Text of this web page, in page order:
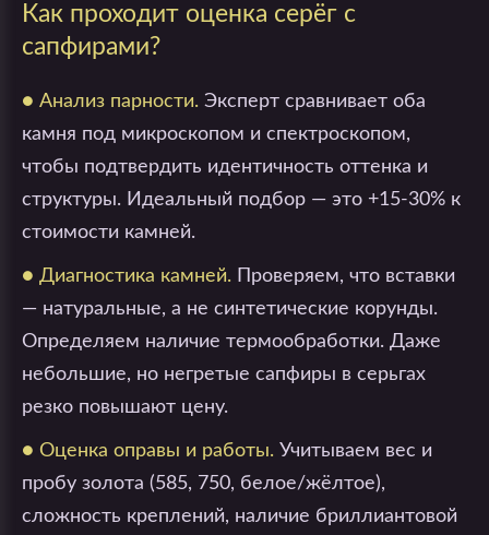
Как проходит оценка серёг с
сапфирами?
● Анализ парности. Эксперт сравнивает оба
камня под микроскопом и спектроскопом,
чтобы подтвердить идентичность оттенка и
структуры. Идеальный подбор — это +15-30% к
стоимости камней.
● Диагностика камней. Проверяем, что вставки
— натуральные, а не синтетические корунды.
Определяем наличие термообработки. Даже
небольшие, но негретые сапфиры в серьгах
резко повышают цену.
● Оценка оправы и работы. Учитываем вес и
пробу золота (585, 750, белое/жёлтое),
сложность креплений, наличие бриллиантовой